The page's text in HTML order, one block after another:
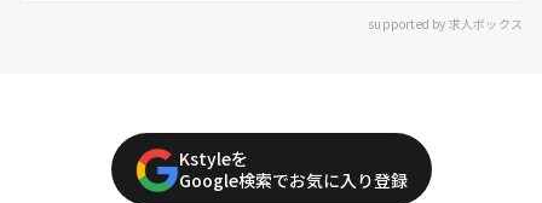
supported by 求人ボックス
Kstyleを
Google検索でお気に入り登録